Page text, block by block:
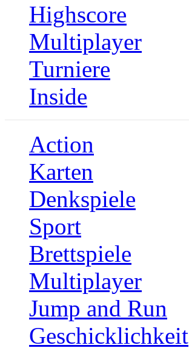
Highscore
Multiplayer
Turniere
Inside
Action
Karten
Denkspiele
Sport
Brettspiele
Multiplayer
Jump and Run
Geschicklichkeit